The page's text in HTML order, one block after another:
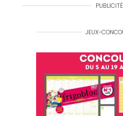
PUBLICITÉ
JEUX-